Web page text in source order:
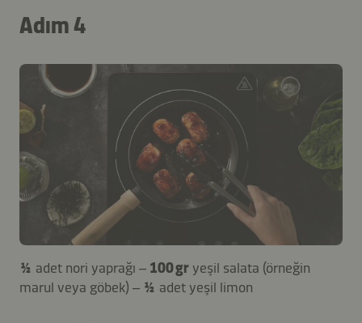
Adım 4
½ adet nori yaprağı – 100 gr yeşil salata (örneğin
marul veya göbek) – ½ adet yeşil limon